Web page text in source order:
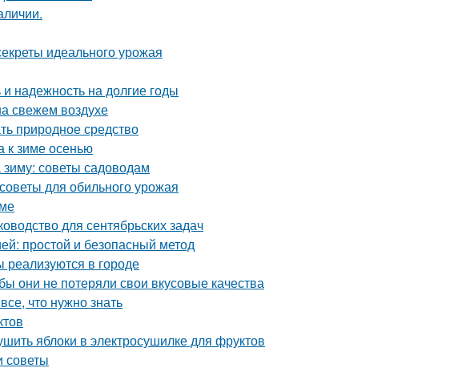
идеального урожая
надежность на долгие годы
свежем воздухе
природное средство
к зиме осенью
советы садоводам
для обильного урожая
для сентябрьских задач
простой и безопасный метод
в городе
они не потеряли свои вкусовые качества
что нужно знать
яблоки в электросушилке для фруктов
советы